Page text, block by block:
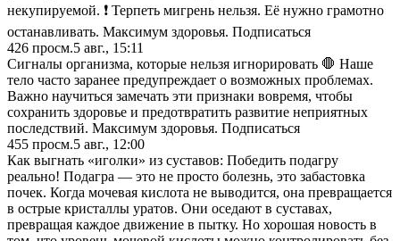
некупируемой. ❗️ Терпеть мигрень нельзя. Её нужно грамотно
останавливать. Максимум здоровья. Подписаться
426 просм.5 авг., 15:11
Сигналы организма, которые нельзя игнорировать 🛑 Наше
тело часто заранее предупреждает о возможных проблемах.
Важно научиться замечать эти признаки вовремя, чтобы
сохранить здоровье и предотвратить развитие неприятных
последствий. Максимум здоровья. Подписаться
455 просм.5 авг., 12:00
Как выгнать «иголки» из суставов: Победить подагру
реально! Подагра — это не просто болезнь, это забастовка
почек. Когда мочевая кислота не выводится, она превращается
в острые кристаллы уратов. Они оседают в суставах,
превращая каждое движение в пытку. Но хорошая новость в